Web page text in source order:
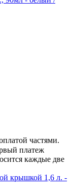
частями.
платеж
каждые две
крышкой 1,6 л. -